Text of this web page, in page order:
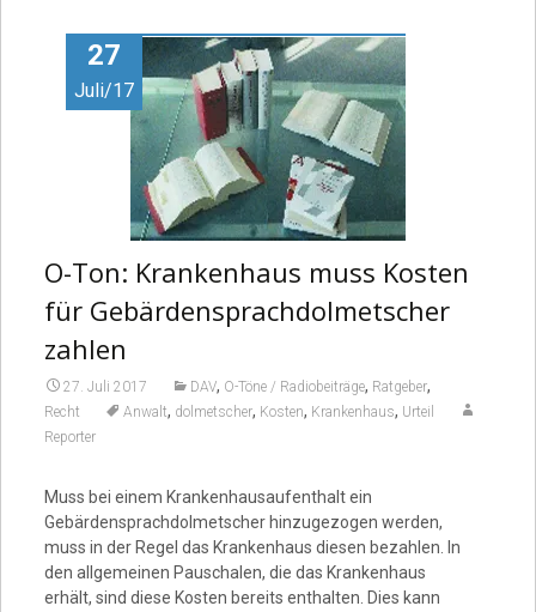
27
Juli/17
O-Ton: Krankenhaus muss Kosten
für Gebärdensprachdolmetscher
zahlen
27. Juli 2017 DAV, O-Töne / Radiobeiträge, Ratgeber,
Recht Anwalt, dolmetscher, Kosten, Krankenhaus, Urteil
Reporter
Muss bei einem Krankenhausaufenthalt ein
Gebärdensprachdolmetscher hinzugezogen werden,
muss in der Regel das Krankenhaus diesen bezahlen. In
den allgemeinen Pauschalen, die das Krankenhaus
erhält, sind diese Kosten bereits enthalten. Dies kann